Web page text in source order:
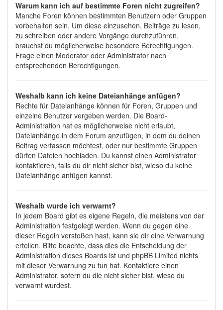
Warum kann ich auf bestimmte Foren nicht zugreifen?
Manche Foren können bestimmten Benutzern oder Gruppen
vorbehalten sein. Um diese einzusehen, Beiträge zu lesen,
zu schreiben oder andere Vorgänge durchzuführen,
brauchst du möglicherweise besondere Berechtigungen.
Frage einen Moderator oder Administrator nach
entsprechenden Berechtigungen.
Weshalb kann ich keine Dateianhänge anfügen?
Rechte für Dateianhänge können für Foren, Gruppen und
einzelne Benutzer vergeben werden. Die Board-
Administration hat es möglicherweise nicht erlaubt,
Dateianhänge in dem Forum anzufügen, in dem du deinen
Beitrag verfassen möchtest, oder nur bestimmte Gruppen
dürfen Dateien hochladen. Du kannst einen Administrator
kontaktieren, falls du dir nicht sicher bist, wieso du keine
Dateianhänge anfügen kannst.
Weshalb wurde ich verwarnt?
In jedem Board gibt es eigene Regeln, die meistens von der
Administration festgelegt werden. Wenn du gegen eine
dieser Regeln verstoßen hast, kann sie dir eine Verwarnung
erteilen. Bitte beachte, dass dies die Entscheidung der
Administration dieses Boards ist und phpBB Limited nichts
mit dieser Verwarnung zu tun hat. Kontaktiere einen
Administrator, sofern du die nicht sicher bist, wieso du
verwarnt wurdest.